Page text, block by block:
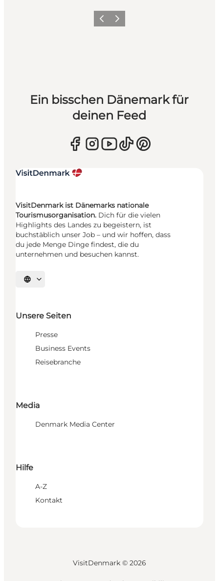
ZurückWeiter
Ein bisschen Dänemark für
deinen Feed
VisitDenmark ist Dänemarks nationale
Tourismusorganisation. Dich für die vielen
Highlights des Landes zu begeistern, ist
buchstäblich unser Job – und wir hoffen, dass
du jede Menge Dinge findest, die du
unternehmen und besuchen kannst.
Sprache auswählen
Unsere Seiten
Presse
Business Events
Reisebranche
Media
Denmark Media Center
Hilfe
A-Z
Kontakt
VisitDenmark © 2026